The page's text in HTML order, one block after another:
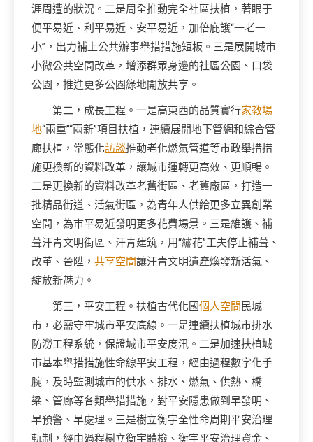
涯周遭的狀況。二是周全推動完全社區扶植，著眼于
便平易近、利平易近、安平易近，加倍庇護“一老一
小”，出力補上公共辦事舉措措施短板。三是展開城市
小微公共空間改革，增添群眾身邊的社區公園、口袋
公園，推進更多公園綠地開放共享。
第二，成長工程。一是高東西的品質實行家教場
地“兩重”“兩新”項目扶植，連續展開地下管網和綜合管
廊扶植，常態化訪談推動老化燃氣管道等市政舉措措
施更換新的資料改革，讓城市運轉更高效、更順暢。
二是更換新的資料改革老舊街區、老舊廠區，打造一
批精品街道、活氣街區，為青年人供給更多立異創業
空間，為市平易近發明更多花費場景。三是維護、補
葺汗青文明街區、汗青建筑，用“繡花”工夫停止補葺、
改革、晉陞， 共享空間讓汗青文明遺產煥發新活氣、
綻放新魅力。
第三，平安工程。扶植古代化國個人空間 民城
市，必需守牢城市平安底線。一是連續扶植城市排水
防澇工程系統，保證城市平安度汛。二是加速扶植城
市基本舉措措施性命線平安工程，經由過程數字化手
腕，及時監測城市的供水、排水、燃氣、供熱、橋
梁、管廊等各類舉措措施，對平安隱患做到早發明、
早預警、早處理。三是樹立衡宇全性命周期平安治理
軌制，經由過程樹立衡宇體檢、衡宇平安治理資金、